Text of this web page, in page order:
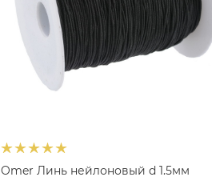
Omer Линь нейлоновый d 1.5мм